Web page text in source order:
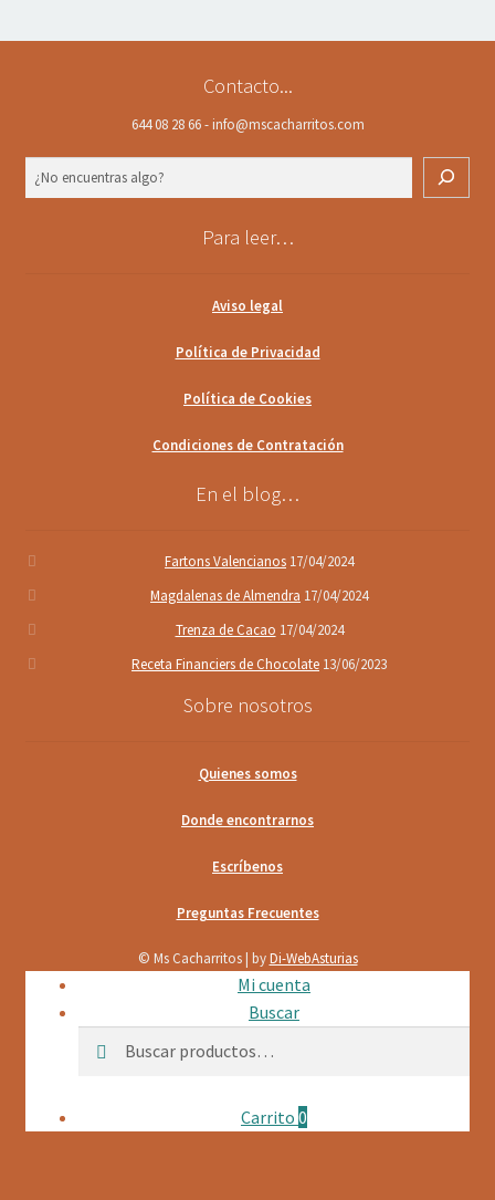
Contacto...
644 08 28 66 - info@mscacharritos.com
Para leer…
Aviso legal
Política de Privacidad
Política de Cookies
Condiciones de Contratación
En el blog…
Fartons Valencianos 17/04/2024
Magdalenas de Almendra 17/04/2024
Trenza de Cacao 17/04/2024
Receta Financiers de Chocolate 13/06/2023
Sobre nosotros
Quienes somos
Donde encontrarnos
Escríbenos
Preguntas Frecuentes
© Ms Cacharritos | byDi-WebAsturias
Mi cuenta
Buscar
por:
Carrito 0